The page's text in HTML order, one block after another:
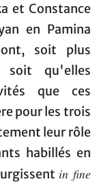
et Constance
en Pamina
soit plus
soit qu'elles
que ces
pour les trois
leur rôle
habillés en
in fine